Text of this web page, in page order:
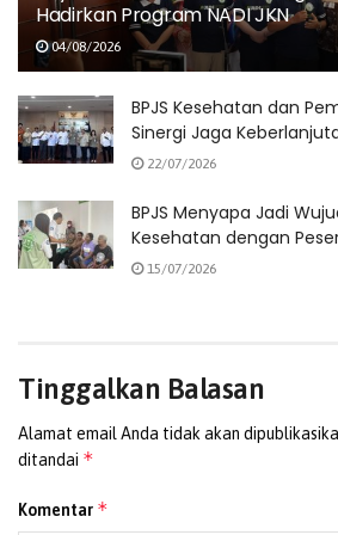
membaik lalu dipindahkan ke ruang
Alhamdulillah saya bisa
baik seperti ini,” ungkapnya.
Andry mengaku sangat terbantu
perlindungan yang diberikan melalui
Selain mendapatkan pelayanan
juga tidak direpotkan dengan proses
para tenaga kesehatan di RS Ramela.
yang cepat dan responsif sangat
pemulihannya.
“Selama saya dirawat, pelayanan
Hadirkan Program NADI JKN
04/08/2026
BPJS Kesehatan dan
Sinergi Jaga
22/07/2026
BPJS Menyapa Jadi
Kesehatan dengan
15/07/2026
Tinggalkan Balasan
Alamat email Anda tidak akan
ditandai *
Komentar *